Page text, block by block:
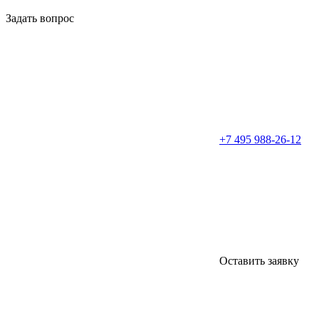
Задать вопрос
+7 495 988-26-12
Оставить заявку